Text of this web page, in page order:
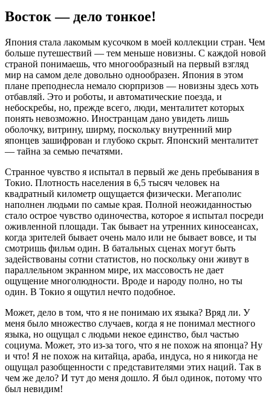
Восток — дело тонкое!
Япония стала лакомым кусочком в моей коллекции стран. Чем
больше путешествий — тем меньше новизны. С каждой новой
страной понимаешь, что многообразный на первый взгляд
мир на самом деле довольно однообразен. Япония в этом
плане преподнесла немало сюрпризов — новизны здесь хоть
отбавляй. Это и роботы, и автоматические поезда, и
небоскребы, но, прежде всего, люди, менталитет которых
понять невозможно. Иностранцам дано увидеть лишь
оболочку, витрину, ширму, поскольку внутренний мир
японцев зашифрован и глубоко скрыт. Японский менталитет
— тайна за семью печатями.
Странное чувство я испытал в первый же день пребывания в
Токио. Плотность населения в 6,5 тысяч человек на
квадратный километр ощущается физически. Мегаполис
наполнен людьми по самые края. Полной неожиданностью
стало острое чувство одиночества, которое я испытал посреди
оживленной площади. Так бывает на утренних киносеансах,
когда зрителей бывает очень мало или не бывает вовсе, и ты
смотришь фильм один. В батальных сценах могут быть
задействованы сотни статистов, но поскольку они живут в
параллельном экранном мире, их массовость не дает
ощущение многолюдности. Вроде и народу полно, но ты
один. В Токио я ощутил нечто подобное.
Может, дело в том, что я не понимаю их языка? Вряд ли. У
меня было множество случаев, когда я не понимал местного
языка, но ощущал с людьми некое единство, был частью
социума. Может, это из-за того, что я не похож на японца? Ну
и что! Я не похож на китайца, араба, индуса, но я никогда не
ощущал разобщенности с представителями этих наций. Так в
чем же дело? И тут до меня дошло. Я был одинок, потому что
был невидим!